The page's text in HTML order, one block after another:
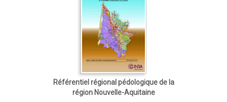
Référentiel régional pédologique de la
région Nouvelle-Aquitaine